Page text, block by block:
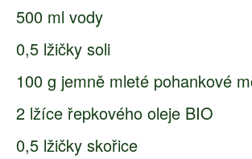
500 ml vody
0,5 lžičky soli
100 g jemně mleté pohankové
2 lžíce řepkového oleje BIO
0,5 lžičky skořice